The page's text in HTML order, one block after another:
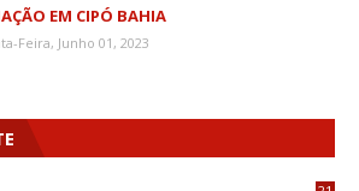
EM CIPÓ BAHIA
Feira, Junho 01, 2023